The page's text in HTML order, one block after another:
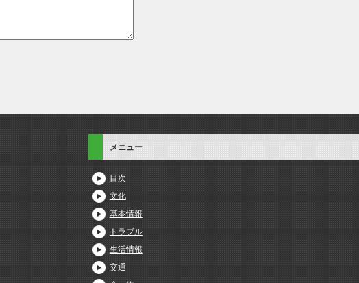
メニュー
目次
文化
基本情報
トラブル
生活情報
交通